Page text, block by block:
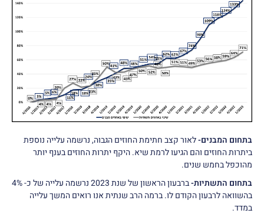
בתחום המבנים-לאור קצב חתימת החוזים הגבוה, נרשמה עלייה נוספת
ביתרות החוזים והם הגיעו לרמת שיא. היקף יתרות החוזים בענף יותר
מהוכפל בחמש שנים.
בתחום התשתיות-
ברבעון הראשון של שנת 2023 נרשמה עלייה של כ- 4%
בהשוואה לרבעון הקודם לו. ברמה הרב שנתית אנו רואים המשך עלייה
במדד.